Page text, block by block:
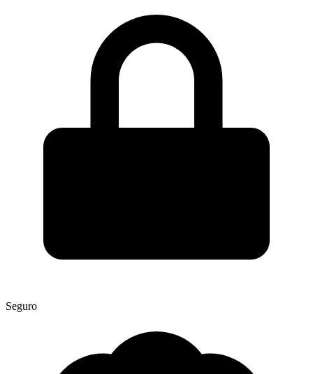
Seguro